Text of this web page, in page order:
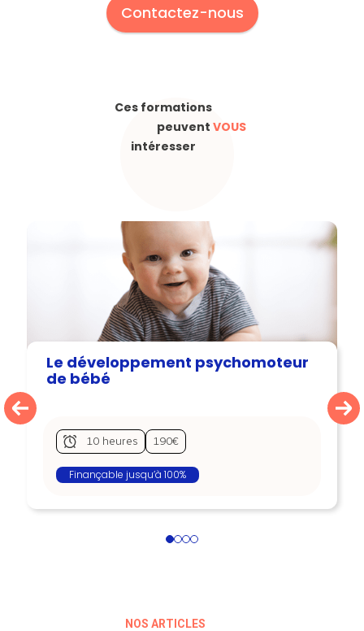
Contactez-nous
Ces formations
peuvent VOUS
intéresser
Le développement psychomoteur
de bébé
10 heures 190€
Finançable jusqu’à 100%
1234
NOS ARTICLES